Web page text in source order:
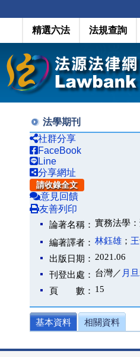
精選六法 法規查詢
法學期刊
社群分享
FaceBook
Line
分享網址
請收錄全文
意見回饋
友善列印
論著名稱： 實務法學
編著譯者： 林鈺雄 ；
出版日期： 2021.06
刊登出處： 台灣／ 月
頁 數： 15
基本資料 相關資料